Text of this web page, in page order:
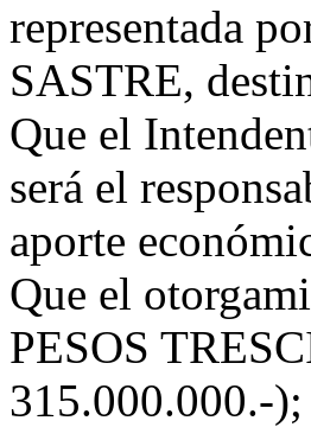
representada
SASTRE,
Que el
será el
aporte
Que el
PESOS
315.000.000.-);